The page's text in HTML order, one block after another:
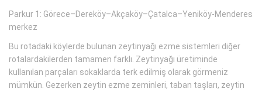
Parkur 1: Görece–Dereköy–Akçaköy–Çatalca–Yeniköy-Menderes
merkez
Bu rotadaki köylerde bulunan zeytinyağı ezme sistemleri diğer
rotalardakilerden tamamen farklı. Zeytinyağı üretiminde
kullanılan parçaları sokaklarda terk edilmiş olarak görmeniz
mümkün. Gezerken zeytin ezme zeminleri, taban taşları, zeytin